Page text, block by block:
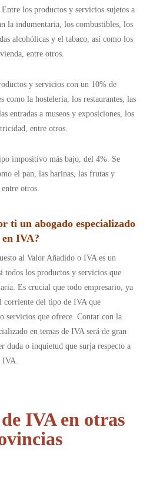
los productos y servicios sujetos a
la indumentaria, los combustibles, los
alcohólicas y el tabaco, así como los
entre otros.
y servicios con un 10% de
como la hostelería, los restaurantes, las
entradas a museos y exposiciones, los
entre otros.
impositivo más bajo, del 4%. Se
el pan, las harinas, las frutas y
otros.
ti un abogado especializado
en IVA?
al Valor Añadido o IVA es un
todos los productos y servicios que
Es crucial que todo empresario, ya
corriente del tipo de IVA que
servicios que ofrece. Contar con la
en temas de IVA será de gran
duda o inquietud que surja respecto a
IVA.
IVA en otras